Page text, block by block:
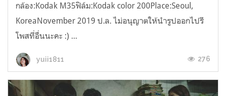
กล้อง:Kodak M35ฟิล์ม:Kodak color 200Place:Seoul,
KoreaNovember 2019 ป.ล. ไม่อนุญาตให้นำรูปออกไปรี
โพสที่อื่นนะคะ :) ...
yuii1811 276